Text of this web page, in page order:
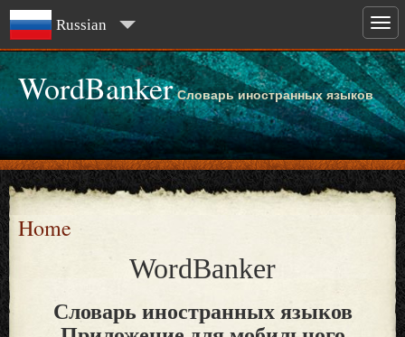
Russian
WordBanker Словарь иностранных языков
Home
WordBanker
Словарь иностранных языков